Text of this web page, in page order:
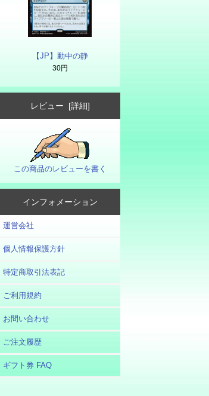
【JP】動中の静
30円
レビュー [詳細]
この商品のレビューを書く
インフォメーション
運営会社
個人情報保護方針
特定商取引法表記
ご利用規約
お問い合わせ
ご注文履歴
ギフト券 FAQ